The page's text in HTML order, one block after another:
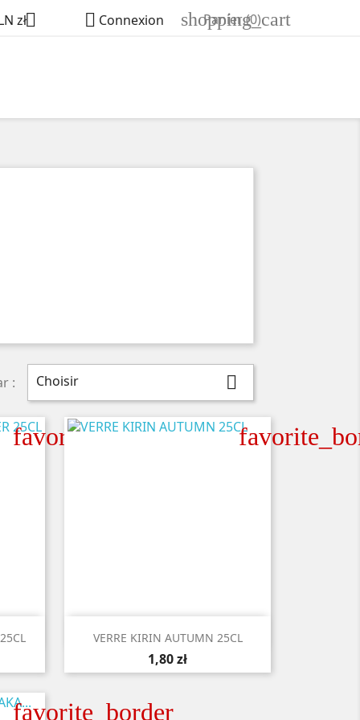
zł  Connexion shopping_cart
Panier(0)
: Choisir 
favorite_border
 Aperçu rapide
VERRE KIRIN AUTUMN 25CL
1,80 zł
favorite_border